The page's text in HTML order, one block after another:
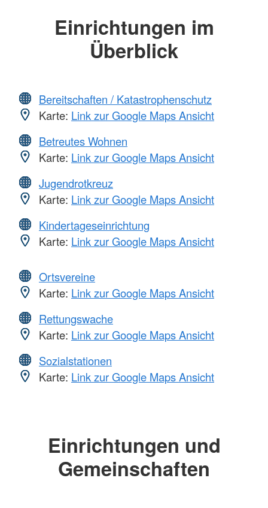
Einrichtungen im
Überblick
Bereitschaften / Katastrophenschutz
Karte: Link zur Google Maps Ansicht
Betreutes Wohnen
Karte: Link zur Google Maps Ansicht
Jugendrotkreuz
Karte: Link zur Google Maps Ansicht
Kindertageseinrichtung
Karte: Link zur Google Maps Ansicht
Ortsvereine
Karte: Link zur Google Maps Ansicht
Rettungswache
Karte: Link zur Google Maps Ansicht
Sozialstationen
Karte: Link zur Google Maps Ansicht
Einrichtungen und
Gemeinschaften